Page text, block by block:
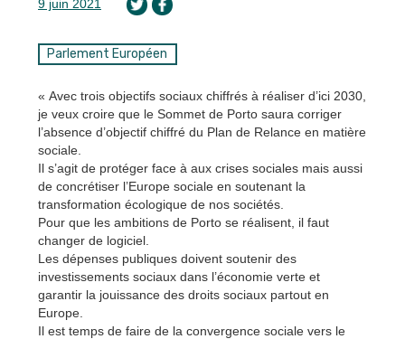
9 juin 2021
Parlement Européen
« Avec trois objectifs sociaux chiffrés à réaliser d’ici 2030,
je veux croire que le Sommet de Porto saura corriger
l’absence d’objectif chiffré du Plan de Relance en matière
sociale.
Il s’agit de protéger face à aux crises sociales mais aussi
de concrétiser l’Europe sociale en soutenant la
transformation écologique de nos sociétés.
Pour que les ambitions de Porto se réalisent, il faut
changer de logiciel.
Les dépenses publiques doivent soutenir des
investissements sociaux dans l’économie verte et
garantir la jouissance des droits sociaux partout en
Europe.
Il est temps de faire de la convergence sociale vers le